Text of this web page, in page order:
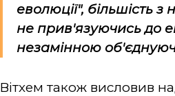
еволюції", більшість
не прив'язуючись до
незамінною
Вітхем також висловив